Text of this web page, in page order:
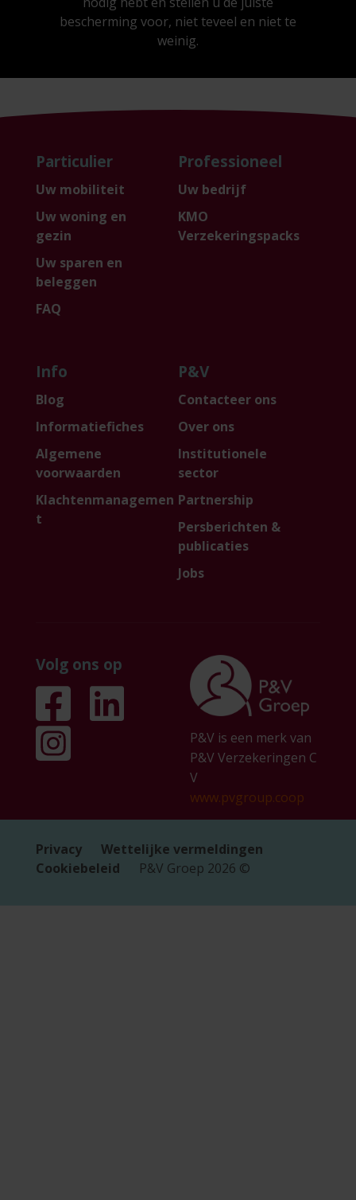
bescherming voor, niet teveel en niet te
weinig.
Particulier
Uw mobiliteit
Uw woning en
gezin
Uw sparen en
beleggen
FAQ
Professioneel
Uw bedrijf
KMO
Verzekeringspacks
Info
Blog
Informatiefiches
Algemene
voorwaarden
Klachtenmanagemen
t
P&V
Contacteer ons
Over ons
Institutionele
sector
Partnership
Persberichten &
publicaties
Jobs
Volg ons op
P&V is een merk van
P&V Verzekeringen C
V
www.pvgroup.coop
Privacy
Wettelijke vermeldingen
Cookiebeleid
P&V Groep 2026 ©